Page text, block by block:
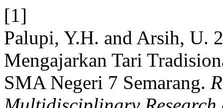
[1]
Palupi, Y.H. and Arsih, U.
Mengajarkan Tari
SMA Negeri 7 Semarang.